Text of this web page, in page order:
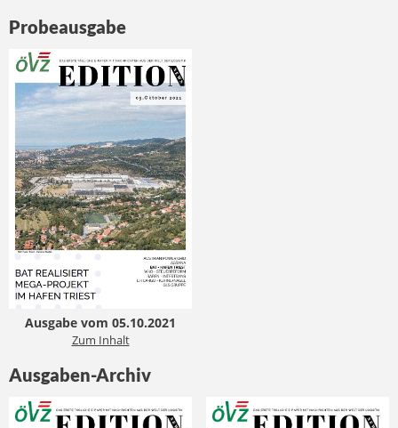
Probeausgabe
Ausgabe vom 05.10.2021
Zum Inhalt
Ausgaben-Archiv